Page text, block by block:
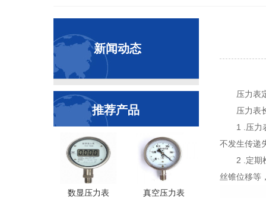
新闻动态
推荐产品
数显压力表 真空压力表
压力表
压力表
1 .压力
不发生传递
2 .定期
丝锥位移等